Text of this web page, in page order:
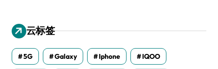
云标签
5G Galaxy Iphone IQOO